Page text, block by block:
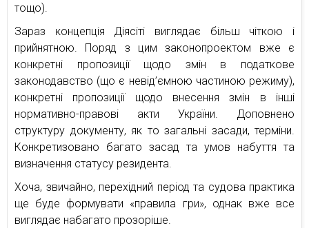
тощо).
Зараз концепція Діясіті виглядає більш чіткою і
прийнятною. Поряд з цим законопроектом вже є
конкретні пропозиції щодо змін в податкове
законодавство (що є невід’ємною частиною режиму),
конкретні пропозиції щодо внесення змін в інші
нормативно-правові акти України. Доповнено
структуру документу, як то загальні засади, терміни.
Конкретизовано багато засад та умов набуття та
визначення статусу резидента.
Хоча, звичайно, перехідний період та судова практика
ще буде формувати «правила гри», однак вже все
виглядає набагато прозоріше.